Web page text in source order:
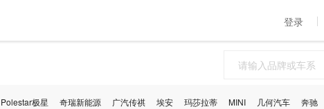
登录
Polestar极星 奇瑞新能源 广汽传祺 埃安 玛莎拉蒂 MINI 几何汽车 奔驰